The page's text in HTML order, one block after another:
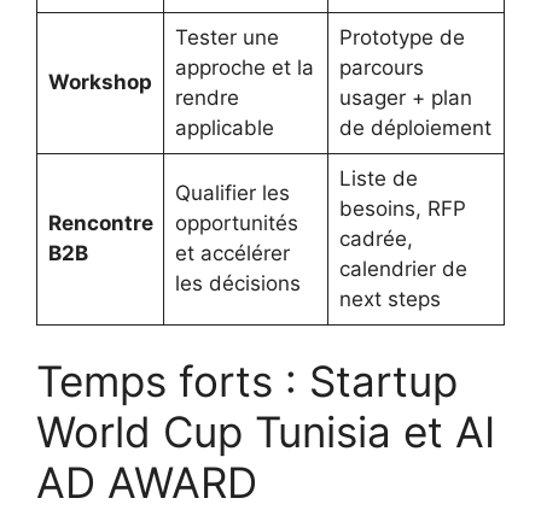
Workshop
Tester une
approche et la
rendre
applicable
Prototype de
parcours
usager + plan
de déploiement
Rencontre
B2B
Qualifier les
opportunités
et accélérer
les décisions
Liste de
besoins, RFP
cadrée,
calendrier de
next steps
Temps forts : Startup
World Cup Tunisia et AI
AD AWARD